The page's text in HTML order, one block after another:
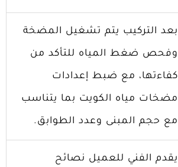
بعد التركيب يتم تشغيل المضخة
وفحص ضغط المياه للتأكد من
كفاءتها، مع ضبط إعدادات
مضخات مياه الكويت بما يتناسب
مع حجم المبنى وعدد الطوابق.
يقدم الفني للعميل نصائح